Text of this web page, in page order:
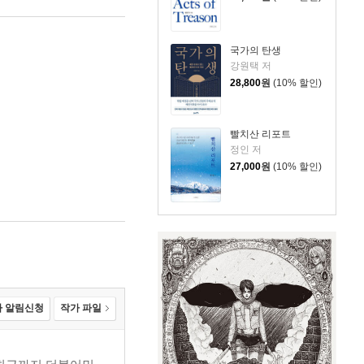
국가의 탄생
강원택 저
28,800원 (10% 할인)
빨치산 리포트
정인 저
27,000원 (10% 할인)
알림신청 작가 파일